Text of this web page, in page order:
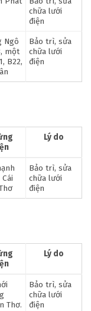
chữa lưới
điện
Ngô
một
B22,
Bảo trì, sửa
chữa lưới
điện
Lý do
Bảo trì, sửa
chữa lưới
điện
Lý do
Thơ.
Bảo trì, sửa
chữa lưới
điện